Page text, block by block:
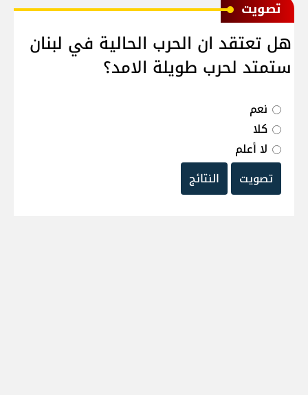
ﺗﺼﻮﻳﺖ
هل تعتقد ان الحرب الحالية في لبنان
ستمتد لحرب طويلة الامد؟
نعم
كلا
لا أعلم
تصويت
النتائج